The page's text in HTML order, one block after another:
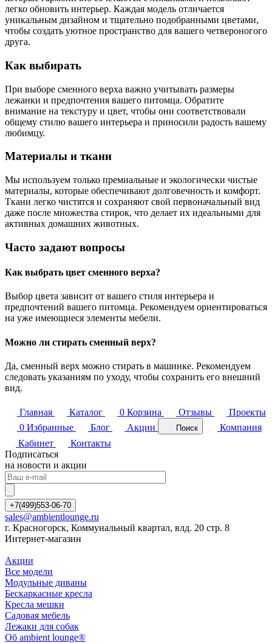
легко обновить интерьер. Каждая модель отличается
уникальным дизайном и тщательно подобранными цветами,
чтобы создать уютное пространство для вашего четвероногого
друга.
Как выбирать
При выборе сменного верха важно учитывать размеры
лежанки и предпочтения вашего питомца. Обратите
внимание на текстуру и цвет, чтобы они соответствовали
общему стилю вашего интерьера и приносили радость вашему
любимцу.
Материалы и ткани
Мы используем только премиальные и экологически чистые
материалы, которые обеспечивают долговечность и комфорт.
Ткани легко чистятся и сохраняют свой первоначальный вид
даже после множества стирок, что делает их идеальными для
активных домашних животных.
Часто задают вопросы
Как выбрать цвет сменного верха?
Выбор цвета зависит от вашего стиля интерьера и
предпочтений вашего питомца. Рекомендуем ориентироваться
на уже имеющиеся элементы мебели.
Можно ли стирать сменный верх?
Да, сменный верх можно стирать в машинке. Рекомендуем
следовать указаниям по уходу, чтобы сохранить его внешний
вид.
Главная Каталог 0 Корзина Отзывы
Проекты
0 Избранные Блог Акции Поиск
Компания
Кабинет
Контакты
Подписаться
на новости и акции
+7(499)553-06-70
sales@ambientlounge.ru
г. Красногорск, Коммунальный квартал, влд. 20 стр. 8
Интернет-магазин
Акции
Все модели
Модульные диваны
Бескаркасные кресла
Кресла мешки
Садовая мебель
Лежаки для собак
Об ambient lounge®